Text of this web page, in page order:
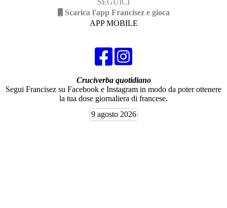
Scarica l'app Francisez e gioca
APP MOBILE
Cruciverba quotidiano
Segui Francisez su Facebook e Instagram in modo da poter ottenere
la tua dose giornaliera di francese.
9 agosto 2026